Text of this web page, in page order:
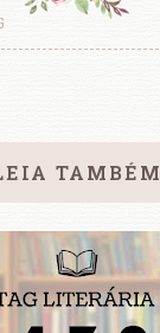
TAMBÉM